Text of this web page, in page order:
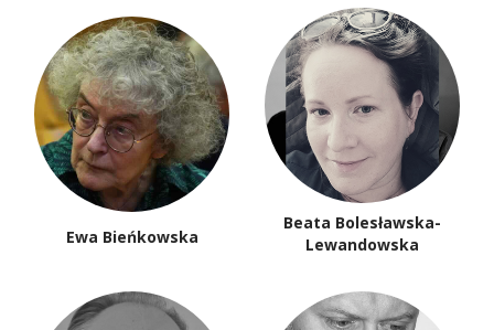
Ewa Bieńkowska
Beata Bolesławska-
Lewandowska